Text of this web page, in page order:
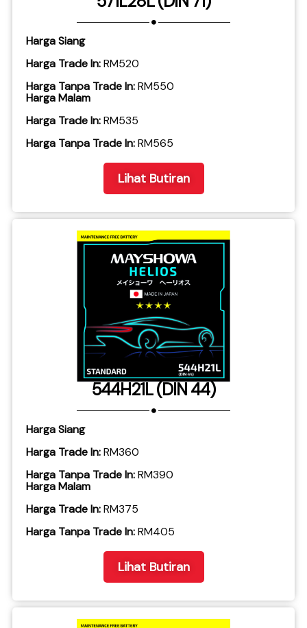
Harga Siang
Harga Trade In:RM520
Harga Tanpa Trade In:RM550
Harga Malam
Harga Trade In:RM535
​Harga Tanpa Trade In:RM565
Lihat Butiran
544H21L (DIN 44)
Harga Siang
Harga Trade In:RM360
Harga Tanpa Trade In:RM390
Harga Malam
Harga Trade In:RM375
​Harga Tanpa Trade In:RM405
Lihat Butiran